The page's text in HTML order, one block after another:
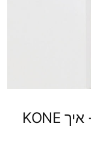
מעליות חדשניות לבתי חולים - איך KONE